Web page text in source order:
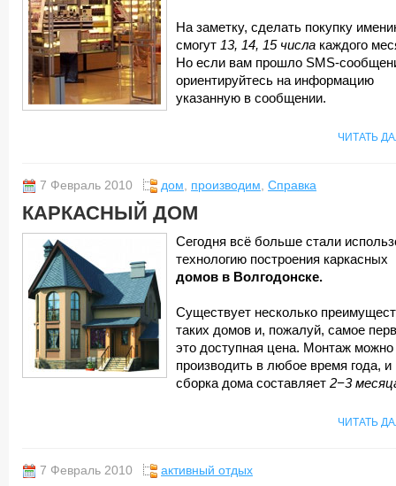
На заметку, сделать покупку
смогут 13, 14, 15 числа каждого
Но если вам прошло SMS-
ориентируйтесь на информацию
указанную в сообщении.
ЧИТАТЬ
7 Февраль 2010 дом, производим, Справка
КАРКАСНЫЙ ДОМ
Сегодня всё больше стали
технологию построения каркасных
домов в Волгодонске.
Существует несколько
таких домов и, пожалуй, самое
это доступная цена. Монтаж можно
производить в любое время года, и
сборка дома составляет 2−3
ЧИТАТЬ
7 Февраль 2010 активный отдых